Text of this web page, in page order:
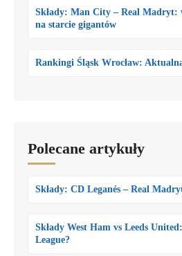
Składy: Man City – Real Madryt:
na starcie gigantów
Rankingi Śląsk Wrocław:
Polecane artykuły
Składy: CD Leganés – Real
Składy West Ham vs Leeds
League?